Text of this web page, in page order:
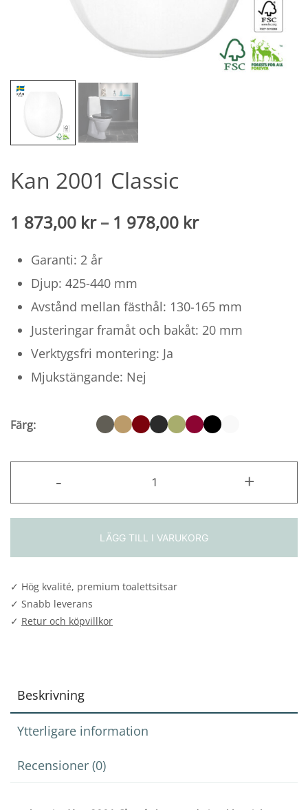
Kan 2001 Classic
1 873,00 kr – 1 978,00 krPrisintervall:
till
1
Garanti: 2 år
Djup: 425-440 mm
Avstånd mellan fästhål: 130-165 mm
Justeringar framåt och bakåt: 20 mm
Verktygsfri montering: Ja
Mjukstängande: Nej
Färg:
-
2001
Classic
+
LÄGG TILL I VARUKORG
✓ Hög kvalité, premium toalettsitsar
✓ Snabb leverans
✓ Retur och köpvillkor
Beskrivning
Ytterligare information
Recensioner (0)